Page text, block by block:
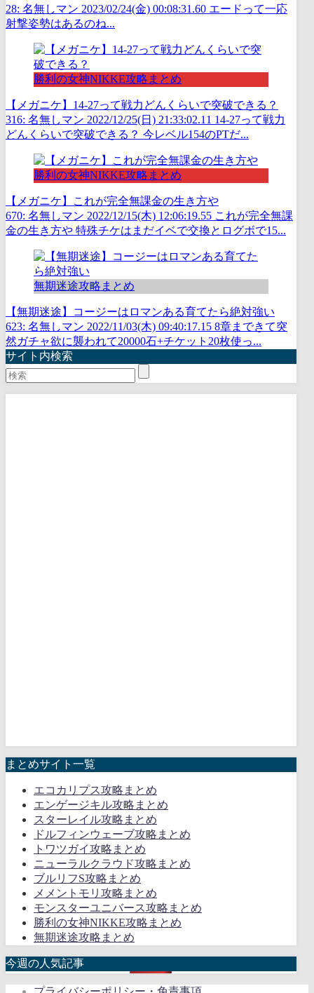
28: 名無しマン 2023/02/24(金) 00:08:31.60 エードって一応
射撃姿勢はあるのね...
勝利の女神NIKKE攻略まとめ
【メガニケ】14-27って戦力どんくらいで突破できる？
316: 名無しマン 2022/12/25(日) 21:33:02.11 14-27って戦力
どんくらいで突破できる？ 今レベル154のPTだ...
勝利の女神NIKKE攻略まとめ
【メガニケ】これが完全無課金の生き方や
670: 名無しマン 2022/12/15(木) 12:06:19.55 これが完全無課
金の生き方や 特殊チケはまだイベで交換とログボで15...
無期迷途攻略まとめ
【無期迷途】コージーはロマンある育てたら絶対強い
623: 名無しマン 2022/11/03(木) 09:40:17.15 8章まできて突
然ガチャ欲に襲われて20000石+チケット20枚使っ...
サイト内検索
まとめサイト一覧
エコカリプス攻略まとめ
エンゲージキル攻略まとめ
スターレイル攻略まとめ
ドルフィンウェーブ攻略まとめ
トワツガイ攻略まとめ
ニューラルクラウド攻略まとめ
ブルリフS攻略まとめ
メメントモリ攻略まとめ
モンスターユニバース攻略まとめ
勝利の女神NIKKE攻略まとめ
無期迷途攻略まとめ
今週の人気記事